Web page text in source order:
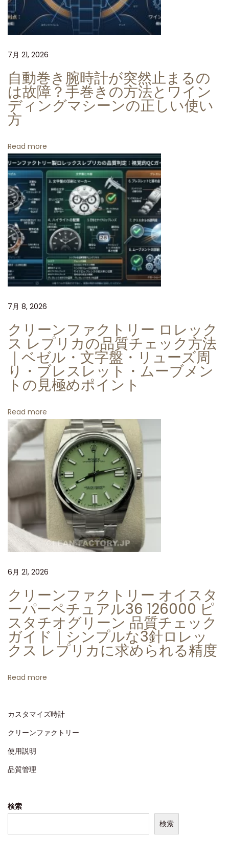
ラ
イ
ン
7月 21, 2026
自動巻き腕時計が突然止まるの
は故障？手巻きの方法とワイン
ディングマシーンの正しい使い
方
Read more
7月 8, 2026
クリーンファクトリー ロレック
ス レプリカの品質チェック方法
｜ベゼル・文字盤・リューズ周
り・ブレスレット・ムーブメン
トの見極めポイント
Read more
6月 21, 2026
クリーンファクトリー オイスタ
ーパーペチュアル36 126000 ピ
スタチオグリーン 品質チェック
ガイド｜シンプルな3針ロレッ
クス レプリカに求められる精度
Read more
カスタマイズ時計
クリーンファクトリー
使用説明
品質管理
検索
検索